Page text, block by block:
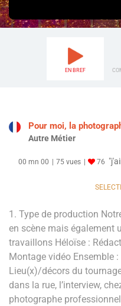
EN BREF
Pour moi, la
Autre Métier
00 mn 00 75 vues 76
1. Type de production
en scène mais également
travaillons Héloïse :
Montage vidéo Ensemble
Lieu(x)/décors du
dans la rue, l’interview,
photographe